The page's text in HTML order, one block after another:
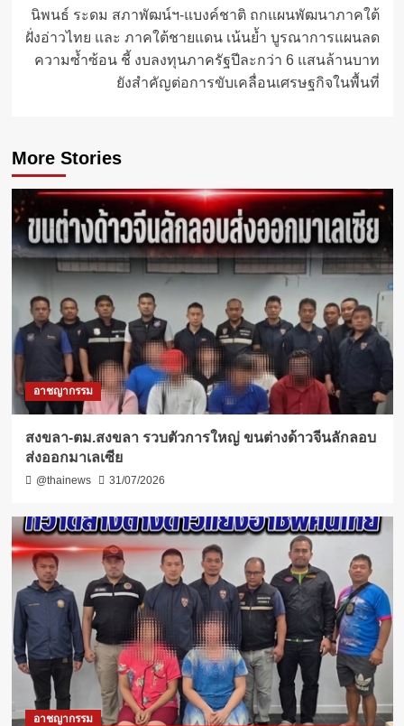
นิพนธ์ ระดม สภาพัฒน์ฯ-แบงค์ชาติ ถกแผนพัฒนาภาคใต้
ฝั่งอ่าวไทย และ ภาคใต้ชายแดน เน้นย้ำ บูรณาการแผนลด
ความซ้ำซ้อน ชี้ งบลงทุนภาครัฐปีละกว่า 6 แสนล้านบาท
ยังสำคัญต่อการขับเคลื่อนเศรษฐกิจในพื้นที่
More Stories
อาชญากรรม
สงขลา-ตม.สงขลา รวบตัวการใหญ่ ขนต่างด้าวจีนลักลอบ
ส่งออกมาเลเซีย
@thainews 31/07/2026
อาชญากรรม